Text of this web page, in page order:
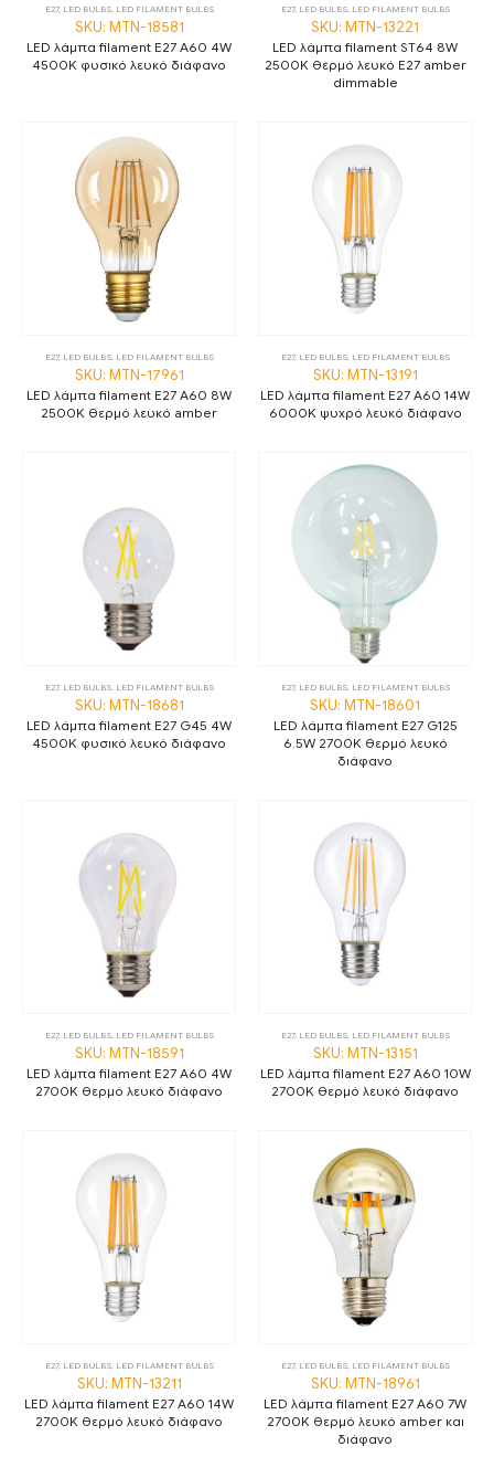
E27, LED BULBS, LED FILAMENT BULBS
SKU: MTN-18581
LED λάμπα filament E27 A60 4W
4500K φυσικό λευκό διάφανο
E27, LED BULBS, LED FILAMENT BULBS
SKU: MTN-13221
LED λάμπα filament ST64 8W
2500K θερμό λευκό E27 amber
dimmable
E27, LED BULBS, LED FILAMENT BULBS
SKU: MTN-17961
LED λάμπα filament E27 A60 8W
2500K θερμό λευκό amber
E27, LED BULBS, LED FILAMENT BULBS
SKU: MTN-13191
LED λάμπα filament E27 A60 14W
6000K ψυχρό λευκό διάφανο
E27, LED BULBS, LED FILAMENT BULBS
SKU: MTN-18681
LED λάμπα filament E27 G45 4W
4500K φυσικό λευκό διάφανο
E27, LED BULBS, LED FILAMENT BULBS
SKU: MTN-18601
LED λάμπα filament E27 G125
6.5W 2700K θερμό λευκό
διάφανο
E27, LED BULBS, LED FILAMENT BULBS
SKU: MTN-18591
LED λάμπα filament E27 A60 4W
2700K θερμό λευκό διάφανο
E27, LED BULBS, LED FILAMENT BULBS
SKU: MTN-13151
LED λάμπα filament E27 A60 10W
2700K θερμό λευκό διάφανο
E27, LED BULBS, LED FILAMENT BULBS
SKU: MTN-13211
LED λάμπα filament E27 A60 14W
2700K θερμό λευκό διάφανο
E27, LED BULBS, LED FILAMENT BULBS
SKU: MTN-18961
LED λάμπα filament E27 A60 7W
2700K θερμό λευκό amber και
διάφανο